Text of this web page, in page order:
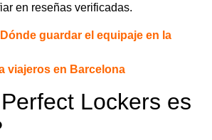
en reseñas verificadas.
Dónde guardar el equipaje en la
viajeros en Barcelona
Lockers es